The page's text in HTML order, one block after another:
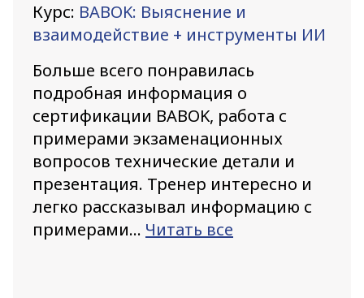
Курс: BABOK: Выяснение и
взаимодействие + инструменты ИИ
Больше всего понравилась
подробная информация о
сертификации BABOK, работа с
примерами экзаменационных
вопросов технические детали и
презентация. Тренер интересно и
легко рассказывал информацию с
примерами... Читать все